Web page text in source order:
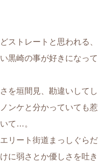
ストレートと思われる、
黒崎の事が好きになって
を垣間見、勘違いしてし
ンケと分かっていても惹
て…。
リート街道まっしぐらだ
に弱さとか優しさを吐き